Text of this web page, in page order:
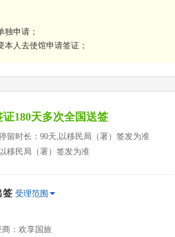
申请；
人去使馆申请签证；
180天多次全国送签
留时长：90天,以移民局（署）签发为准
移民局（署）签发为准
签 受理范围
商：欢享国旅